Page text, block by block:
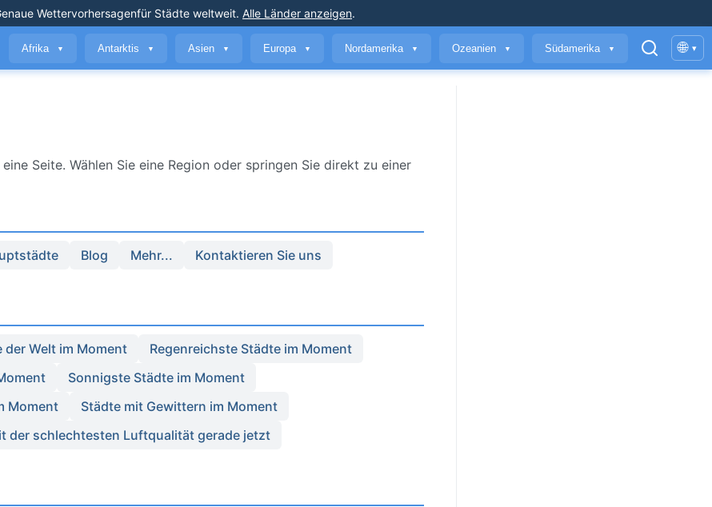
Wettervorhersagenfür Städte weltweit. Alle Länder anzeigen.
Afrika ▼ Antarktis ▼ Asien ▼ Europa ▼ Nordamerika ▼ Ozeanien ▼ Südamerika ▼ 🌐 ▾
Seite. Wählen Sie eine Region oder springen Sie direkt zu einer
Blog Mehr... Kontaktieren Sie uns
der Welt im Moment
Regenreichste Städte im Moment
Sonnigste Städte im Moment
Moment
Städte mit Gewittern im Moment
der schlechtesten Luftqualität gerade jetzt